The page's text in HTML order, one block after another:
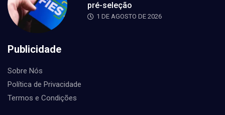
pré-seleção
1 DE AGOSTO DE 2026
Publicidade
Sobre Nós
Política de Privacidade
Termos e Condições